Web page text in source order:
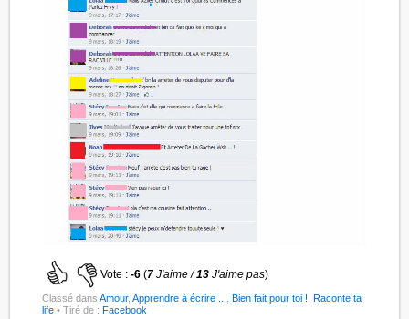
Vote :-6 (7J'aime /13 J'aime pas)
Classé dansAmour,Apprendre à écrire ... ,Bien fait pour toi ! ,Raconte ta
life • Tiré de :Facebook